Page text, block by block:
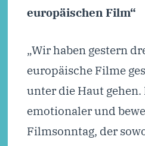
europäischen Film“
„Wir haben gestern
europäische Filme
unter die Haut gehen.
emotionaler und
Filmsonntag, der